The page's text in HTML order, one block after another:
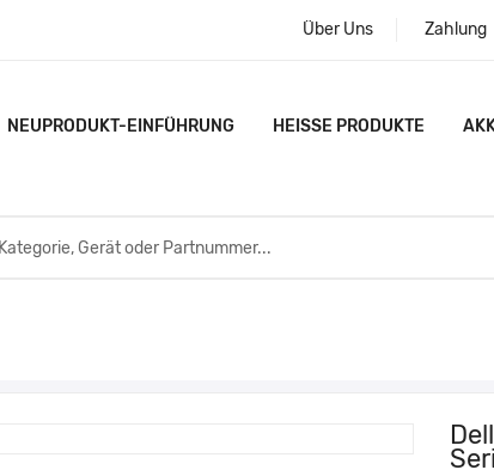
Über Uns Zahlung
NEUPRODUKT-EINFÜHRUNG HEISSE PRODUKTE